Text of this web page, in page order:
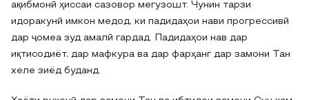
ақибмонӣ ҳиссаи сазовор мегузошт. Чунин тарзи
идоракунӣ имкон медод, ки падидаҳои нави прогрессивӣ
дар ҷомеа зуд амалӣ гардад. Падидаҳои нав дар
иқтисодиёт, дар мафкура ва дар фарҳанг дар замони Тан
хеле зиёд буданд.